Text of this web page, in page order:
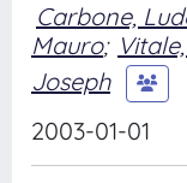
Carbone,
Mauro;
Joseph
2003-01-01